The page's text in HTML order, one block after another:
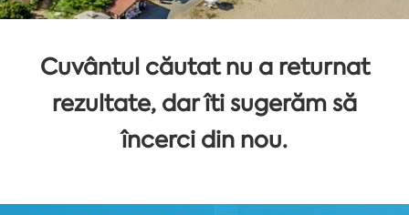
Cuvântul căutat nu a returnat
rezultate, dar îti sugerăm să
încerci din nou.